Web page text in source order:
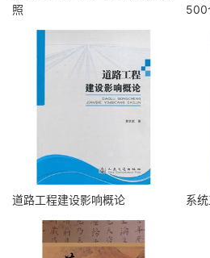
照
500
道路工程建设影响概论 系